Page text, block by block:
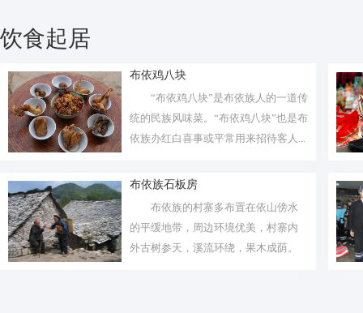
饮食起居
布依鸡八块
“布依鸡八块”是布依族人的一道传
统的民族风味菜。“布依鸡八块”也是布
依族办红白喜事或平常用来招待客人...
布依族石板房
布依族的村寨多布置在依山傍水
的平缓地带，周边环境优美，村寨内
外古树参天，溪流环绕，果木成荫。